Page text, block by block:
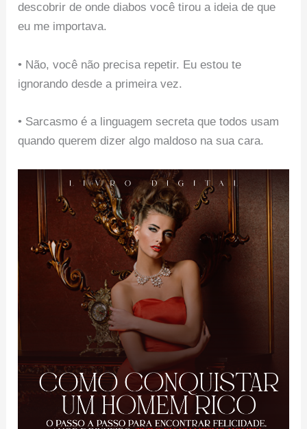
descobrir de onde diabos você tirou a ideia de que
eu me importava.
• Não, você não precisa repetir. Eu estou te
ignorando desde a primeira vez.
• Sarcasmo é a linguagem secreta que todos usam
quando querem dizer algo maldoso na sua cara.